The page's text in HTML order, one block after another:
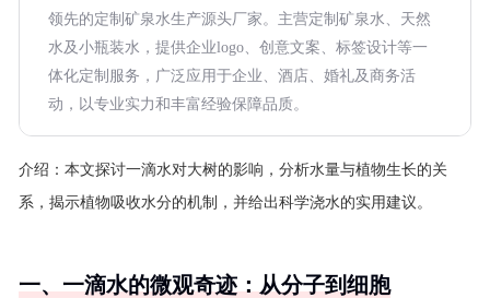
领先的定制矿泉水生产源头厂家。主营定制矿泉水、天然
水及小瓶装水，提供企业logo、创意文案、标签设计等一
体化定制服务，广泛应用于企业、酒店、婚礼及商务活
动，以专业实力和丰富经验保障品质。
介绍： 本文探讨一滴水对大树的影响，分析水量与植物生长的关
系，揭示植物吸收水分的机制，并给出科学浇水的实用建议。
一、一滴水的微观奇迹：从分子到细胞